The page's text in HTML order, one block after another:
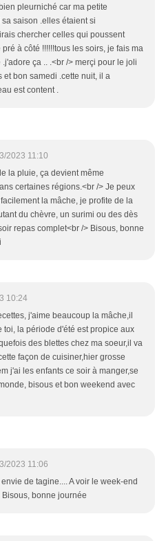
pleurniché car ma petite
saison .elles étaient si
chercher celles qui poussent
à côté !!!!!!tous les soirs, je fais ma
ça .. .<br /> merçi pour le joli
et bon samedi .cette nuit, il a
est content .
2023 11:10
la pluie, ça devient même
certaines régions.<br /> Je peux
la mâche, je profite de la
du chèvre, un surimi ou des dès
repas complet<br /> Bisous, bonne
10:24
j'aime beaucoup la mâche,il
toi, la période d'été est propice aux
des blettes chez ma soeur,il va
façon de cuisiner,hier grosse
j'ai les enfants ce soir à manger,se
bisous et bon weekend avec
2023 11:06
de tagine.... A voir le week-end
bonne journée